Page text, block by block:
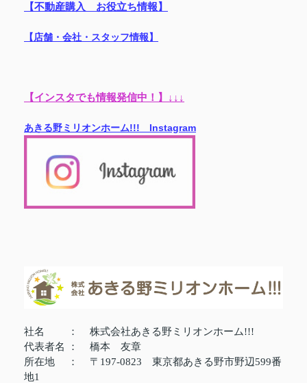
【不動産購入 お役立ち情報】
【店舗・会社・スタッフ情報】
【インスタでも情報発信中！】↓↓↓
あきる野ミリオンホーム!!! Instagram
社名 ：
株式会社あきる野ミリオンホーム!!!
代表者名
：
橋本 友章
所在地
：
〒197-0823 東京都あきる野市野辺599番
地1